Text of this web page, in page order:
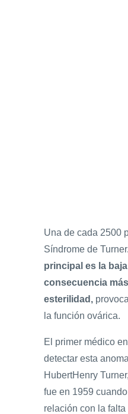
Una de cada 2500
Síndrome de Turner.
principal es la
consecuencia
esterilidad,
la función ovárica.
El primer médico
detectar esta
HubertHenry
fue en 1959
relación con la